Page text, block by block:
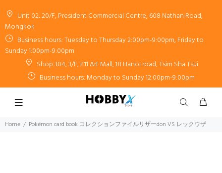
Unit 02, 20/F, President Commercial Centre, 608 Nathan Road,
Mongkok
Business hours: Tuesday to Thursday 2:00pm-9:00pm, Friday to
Sunday 1:00pm-9:00pm
Shop 304, 3/F, K11 Art Mall, 18 Hanoi road, Tsim Sha Tsui
Business hours: Monday to Sunday 12:00pm-9:00pm
Home Pokémon card book コレクションファイルリザーdon VS レックウザ